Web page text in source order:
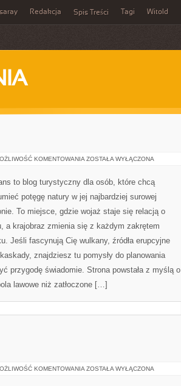
Redakcja Spis Treści Tagi Witold
KOMENTOWANIA WYSPY
ZOSTAŁA WYŁĄCZONA
to blog turystyczny dla osób, które chcą
potęgę natury w jej najbardziej surowej
To miejsce, gdzie wojaż staje się relacją o
a krajobraz zmienia się z każdym zakrętem
Jeśli fascynują Cię wulkany, źródła erupcyjne
znajdziesz tu pomysły do planowania
przygodę świadomie. Strona powstała z myślą o
lawowe niż zatłoczone […]
KOMENTOWANIA MARKI
ZOSTAŁA WYŁĄCZONA